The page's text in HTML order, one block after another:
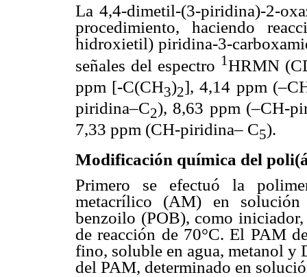
La 4,4-dimetil-(3-piridina)-2-
procedimiento, haciendo
hidroxietil) piridina-3-
señales del espectro 1HRMN
ppm [-C(CH3)2], 4,14 ppm
piridina–C2), 8,63 ppm (–CH-
7,33 ppm (CH-piridina– C5).
Modificación química del
Primero se efectuó la
metacrílico (AM) en solución
benzoilo (POB), como
de reacción de 70°C. El PAM
fino, soluble en agua, metanol y
del PAM, determinado en